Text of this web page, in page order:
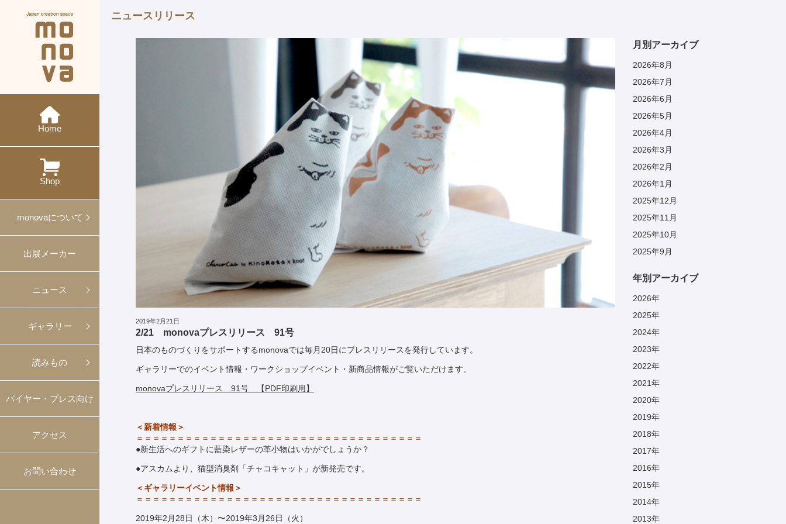
Home
Shop
monovaについて
プロデュース事例
出展メーカー
ニュース
ギャラリー
読みもの
バイヤー・プレス向け
アクセス
お問い合わせ
ニュースリリース
2019年2月21日
2/21 monovaプレスリリース 91号
日本のものづくりをサポートするmonovaでは毎月20日にプレスリリースを発行しています。
ギャラリーでのイベント情報・ワークショップイベント・新商品情報がご覧いただけます。
monovaプレスリリース 91号 【PDF印刷用】
＜新着情報＞
＝＝＝＝＝＝＝＝＝＝＝＝＝＝＝＝＝＝＝＝＝＝＝＝＝＝＝＝＝＝＝＝＝＝＝
●新生活へのギフトに藍染レザーの革小物はいかがでしょうか？
●アスカムより、猫型消臭剤「チャコキャット」が新発売です。
＜ギャラリーイベント情報＞
＝＝＝＝＝＝＝＝＝＝＝＝＝＝＝＝＝＝＝＝＝＝＝＝＝＝＝＝＝＝＝＝＝＝＝
2019年2月28日（木）〜2019年3月26日（火）
月別アーカイブ
2026年8月
2026年7月
2026年6月
2026年5月
2026年4月
2026年3月
2026年2月
2026年1月
2025年12月
2025年11月
2025年10月
2025年9月
年別アーカイブ
2026年
2025年
2024年
2023年
2022年
2021年
2020年
2019年
2018年
2017年
2016年
2015年
2014年
2013年